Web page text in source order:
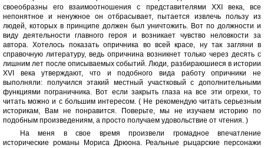
своеобразны его взаимоотношения с представителями XXI века, все
непонятное и ненужное он отбрасывает, пытается извлечь пользу из
людей, которых в принципе должен был уничтожить. Вот по должности и
виду деятельности главного героя и возникает чувство неловкости за
автора. Хотелось показать опричника во всей красе, ну так загляни в
справочную литературу, ведь опричнина возникнет только через десять с
лишним лет после описываемых событий. Люди, разбираюшиеся в истории
XVI века утверждают, что и подобного вида работу опричники не
выполняли: получился этакий местный участковый с дополнительными
функциями пограничника. Вот если закрыть глаза на все эти огрехи, то
читать можно и с большим интересом. ( Не рекомендую читать серьезным
историкам, Вам не понравится. Поверьте, мы не изучаем историю по
подобным произведениям, а просто получаем удовольствие от чтения. )
На меня в свое время произвели громадное впечатление
исторические романы Мориса Дрюона. Реальные рыцарские персонажи